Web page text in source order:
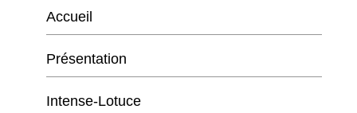
Accueil
Présentation
Intense-Lotuce